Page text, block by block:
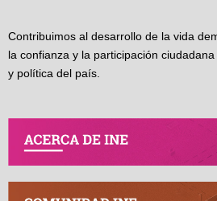
Contribuimos al desarrollo de la vida
la confianza y la participación
y política del país.